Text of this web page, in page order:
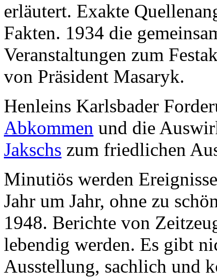
erläutert. Exakte
Fakten. 1934 die
Veranstaltungen zum
von Präsident Masaryk.
Henleins Karlsbader
Abkommen und die
Jakschs zum friedlichen
Minutiös werden
Jahr um Jahr, ohne zu
1948. Berichte von
lebendig werden. Es gibt
Ausstellung, sachlich und